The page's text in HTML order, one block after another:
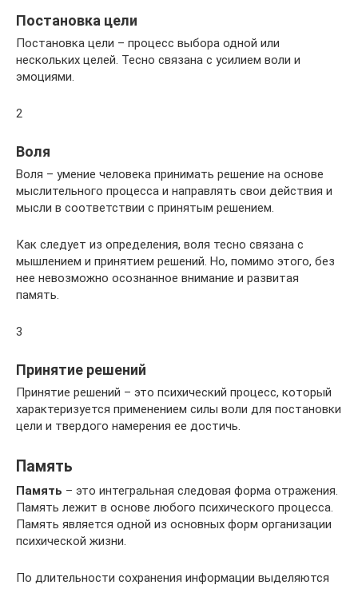
Постановка цели
Постановка цели – процесс выбора одной или
нескольких целей. Тесно связана с усилием воли и
эмоциями.
2
Воля
Воля – умение человека принимать решение на основе
мыслительного процесса и направлять свои действия и
мысли в соответствии с принятым решением.
Как следует из определения, воля тесно связана с
мышлением и принятием решений. Но, помимо этого, без
нее невозможно осознанное внимание и развитая
память.
3
Принятие решений
Принятие решений – это психический процесс, который
характеризуется применением силы воли для постановки
цели и твердого намерения ее достичь.
Память
Память – это интегральная следовая форма отражения.
Память лежит в основе любого психического процесса.
Память является одной из основных форм организации
психической жизни.
По длительности сохранения информации выделяются